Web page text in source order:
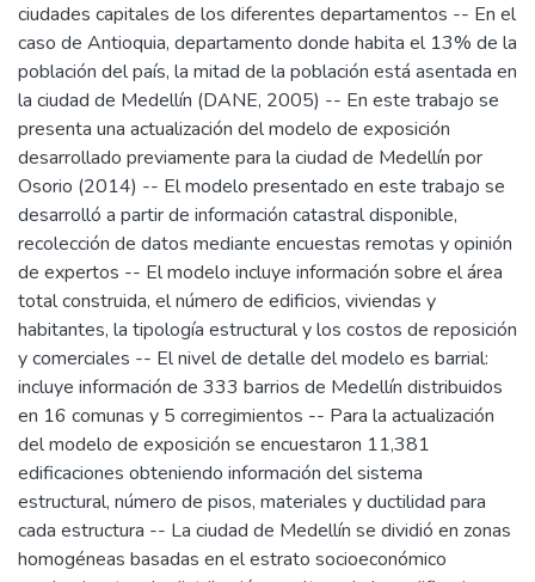
ciudades capitales de los diferentes departamentos -- En el
caso de Antioquia, departamento donde habita el 13% de la
población del país, la mitad de la población está asentada en
la ciudad de Medellín (DANE, 2005) -- En este trabajo se
presenta una actualización del modelo de exposición
desarrollado previamente para la ciudad de Medellín por
Osorio (2014) -- El modelo presentado en este trabajo se
desarrolló a partir de información catastral disponible,
recolección de datos mediante encuestas remotas y opinión
de expertos -- El modelo incluye información sobre el área
total construida, el número de edificios, viviendas y
habitantes, la tipología estructural y los costos de reposición
y comerciales -- El nivel de detalle del modelo es barrial:
incluye información de 333 barrios de Medellín distribuidos
en 16 comunas y 5 corregimientos -- Para la actualización
del modelo de exposición se encuestaron 11,381
edificaciones obteniendo información del sistema
estructural, número de pisos, materiales y ductilidad para
cada estructura -- La ciudad de Medellín se dividió en zonas
homogéneas basadas en el estrato socioeconómico